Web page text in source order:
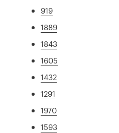
919
1889
1843
1605
1432
1291
1970
1593